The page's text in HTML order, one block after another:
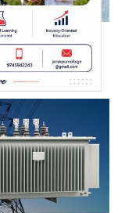
पुलको भूमिका